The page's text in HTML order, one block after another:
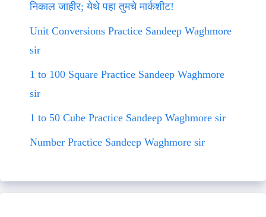
निकाल जाहीर; येथे पहा तुमचे मार्कशीट!
Unit Conversions Practice Sandeep Waghmore
sir
1 to 100 Square Practice Sandeep Waghmore
sir
1 to 50 Cube Practice Sandeep Waghmore sir
Number Practice Sandeep Waghmore sir